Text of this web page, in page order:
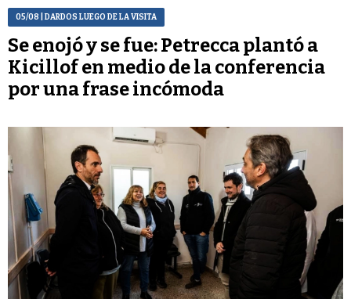
05/08 | DARDOS LUEGO DE LA VISITA
Se enojó y se fue: Petrecca plantó a
Kicillof en medio de la conferencia
por una frase incómoda